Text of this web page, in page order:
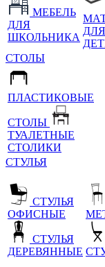
МЕБЕЛЬ
ДЛЯ
ШКОЛЬНИКА
ДЛЯ
СТОЛЫ
ПЛАСТИКОВЫЕ
СТОЛЫ
ТУАЛЕТНЫЕ
СТОЛИКИ
СТУЛЬЯ
СТУЛЬЯ
ОФИСНЫЕ
СТУЛЬЯ
ДЕРЕВЯННЫЕ